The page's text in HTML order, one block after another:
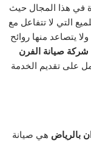
في هذا المجال حيث
التي لا تتفاعل مع
يتصاعد منها روائح
شركة صيانة الفرن
على تقديم الخدمة
بالرياض هي صيانة